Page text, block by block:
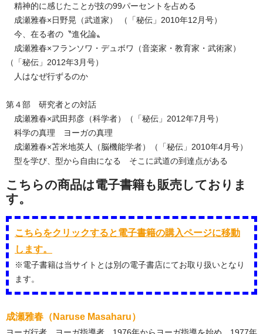
精神的に感じたことが技の99パーセントを占める
成瀬雅春×日野晃（武道家） （「秘伝」2010年12月号）
今、在る者の〝進化論〟
成瀬雅春×フランソワ・デュボワ（音楽家・教育家・武術家）
（「秘伝」2012年3月号）
人はなぜ行ずるのか
第４部 研究者との対話
成瀬雅春×武田邦彦（科学者）（「秘伝」2012年7月号）
科学の真理 ヨーガの真理
成瀬雅春×苫米地英人（脳機能学者）（「秘伝」2010年4月号）
型を学び、型から自由になる そこに武道の到達点がある
こちらの商品は電子書籍も販売しておりま
す。
こちらをクリックすると電子書籍の購入ページに移動
します。
※電子書籍は当サイトとは別の電子書店にてお取り扱いとなり
ます。
成瀬雅春（Naruse Masaharu）